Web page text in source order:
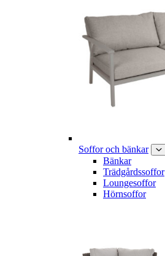
Soffor och bänkar
Bänkar
Trädgårdssoffor
Loungesoffor
Hörnsoffor